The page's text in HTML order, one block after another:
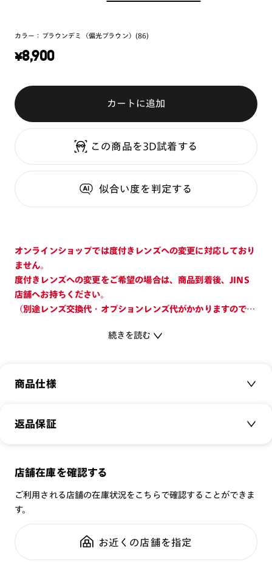
カラー： ブラウンデミ（偏光ブラウン）(86)
¥8,900
カートに追加
この商品を3D試着する
似合い度を判定する
オンラインショップでは度付きレンズへの変更に対応しており
ません。
度付きレンズへの変更をご希望の場合は、商品到着後、JINS
店舗へお持ちください。
（別途レンズ交換代・オプションレンズ代がかかりますのでご
0.1%以下
COLOR 02：31%（偏光レンズ)
使用上の注意
・肌に合わない時は使用を中止して医師に相談して下さい。
・薄暮・夜間の運転または道路では使用しないで下さい。
・トンネルや暗いところでは使用しないで下さい。
続きを読む
商品仕様
商品名：
重さ： 18 g
スタイル： その他
シリーズ：
性別：
鼻パッド：
返品保証
サングラス商品でも、
全国の店舗で無料フィッティング
修理のご相談もいつでもお気軽に
店舗在庫を確認する
ご利用される店舗の在庫状況をこちらで確認することができま
す。
お近くの店舗を指定